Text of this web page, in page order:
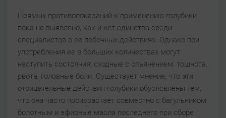
Прямых противопоказаний к применению голубики
пока не выявлено, как и нет единства среди
специалистов о ее побочных действиях. Однако при
употребления ее в больших количествах могут
наступить состояния, сходные с опьянением: тошнота,
рвота, головные боли. Существует мнение, что эти
отрицательные действия голубики обусловлены тем,
что она часто произрастает совместно с багульником
болотным и эфирные масла последнего при сборе